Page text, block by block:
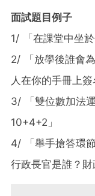
面試題目例子
1/ 「在課堂中坐
2/ 「放學後誰會
人在你的手冊上簽
3/ 「雙位數加法
10+4+2」
4/ 「舉手搶答環
行政長官是誰？財